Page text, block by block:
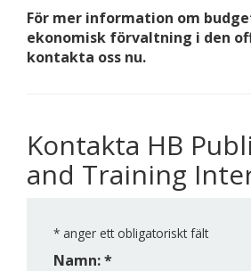
För mer information om
ekonomisk förvaltning i den
kontakta oss nu.
Kontakta HB
and Training
* anger ett obligatoriskt fält
Namn: *